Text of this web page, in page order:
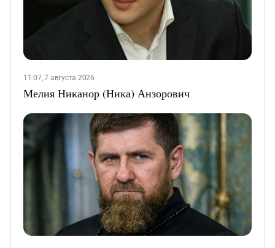
11:07, 7 августа 2026
Мелия Никанор (Ника) Анзорович